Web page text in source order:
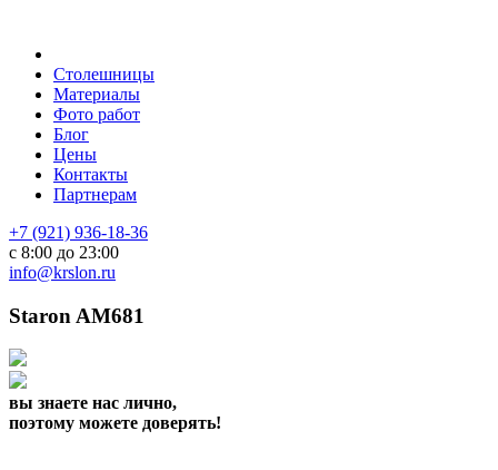
Столешницы
Материалы
Фото работ
Блог
Цены
Контакты
Партнерам
+7 (921) 936-18-36
с 8:00 до 23:00
info@krslon.ru
Staron AM681
вы знаете нас лично,
поэтому можете доверять!